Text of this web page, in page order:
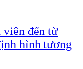
đến từ
hình tương